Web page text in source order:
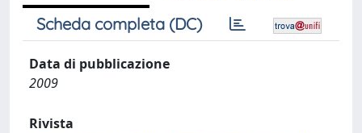
Scheda completa (DC)
Data di pubblicazione
2009
Rivista